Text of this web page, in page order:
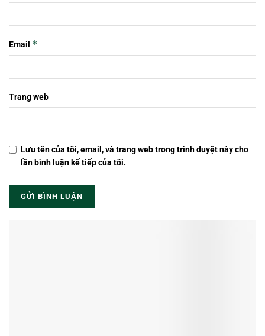
Email *
Trang web
Lưu tên của tôi, email, và trang web trong trình duyệt này cho
lần bình luận kế tiếp của tôi.